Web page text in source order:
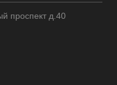
проспект д.40